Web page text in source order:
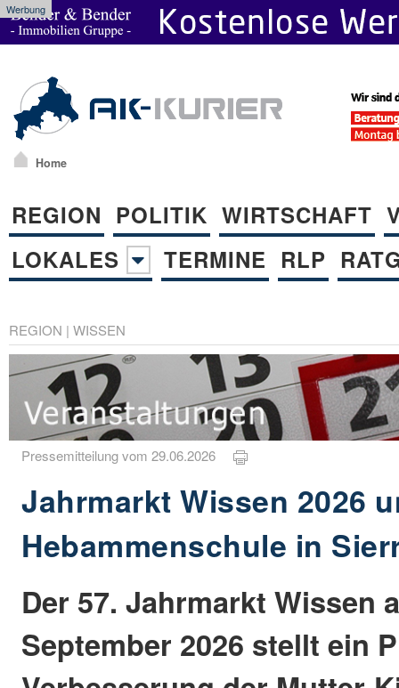
Werbung
Home
REGION POLITIK WIRTSCHAFT
LOKALES
TERMINE RLP
REGION | WISSEN
Pressemitteilung vom 29.06.2026
Jahrmarkt Wissen 2026
Hebammenschule in
Der 57. Jahrmarkt Wissen
September 2026 stellt ein